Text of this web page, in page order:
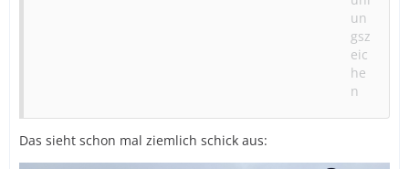
Das sieht schon mal ziemlich schick aus: